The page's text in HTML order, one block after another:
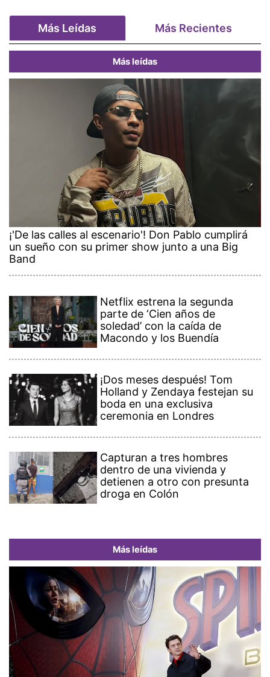
Más Leídas Más Recientes
Más leídas
¡'De las calles al escenario'! Don Pablo cumplirá
un sueño con su primer show junto a una Big
Band
Netflix estrena la segunda
parte de ‘Cien años de
soledad’ con la caída de
Macondo y los Buendía
¡Dos meses después! Tom
Holland y Zendaya festejan su
boda en una exclusiva
ceremonia en Londres
Capturan a tres hombres
dentro de una vivienda y
detienen a otro con presunta
droga en Colón
Más leídas